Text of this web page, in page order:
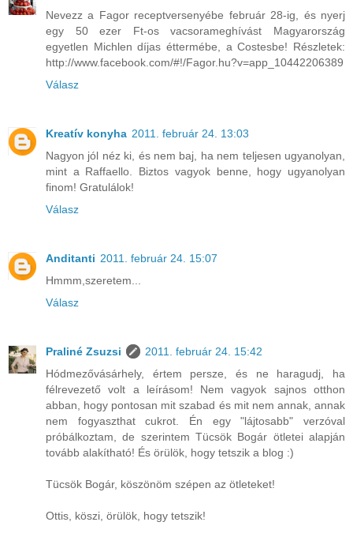
Nevezz a Fagor receptversenyébe február 28-ig, és nyerj
egy 50 ezer Ft-os vacsorameghívást Magyarország
egyetlen Michlen díjas éttermébe, a Costesbe! Részletek:
http://www.facebook.com/#!/Fagor.hu?v=app_10442206389
Válasz
Kreatív konyha 2011. február 24. 13:03
Nagyon jól néz ki, és nem baj, ha nem teljesen ugyanolyan,
mint a Raffaello. Biztos vagyok benne, hogy ugyanolyan
finom! Gratulálok!
Válasz
Anditanti 2011. február 24. 15:07
Hmmm,szeretem...
Válasz
Praliné Zsuzsi
2011. február 24. 15:42
Hódmezővásárhely, értem persze, és ne haragudj, ha
félrevezető volt a leírásom! Nem vagyok sajnos otthon
abban, hogy pontosan mit szabad és mit nem annak, annak
nem fogyaszthat cukrot. Én egy "lájtosabb" verzóval
próbálkoztam, de szerintem Tücsök Bogár ötletei alapján
tovább alakítható! És örülök, hogy tetszik a blog :)
Tücsök Bogár, köszönöm szépen az ötleteket!
Ottis, köszi, örülök, hogy tetszik!